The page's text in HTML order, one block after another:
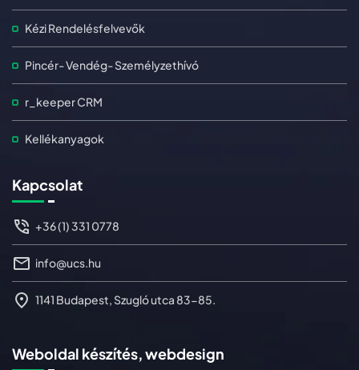
Kézi Rendelésfelvevők
Pincér- Vendég- Személyzethívó
r_keeper CRM
Kellékanyagok
Kapcsolat
+36 (1) 331 0778
info@ucs.hu
1141 Budapest, Szugló utca 83-85.
Weboldal készítés, webdesign